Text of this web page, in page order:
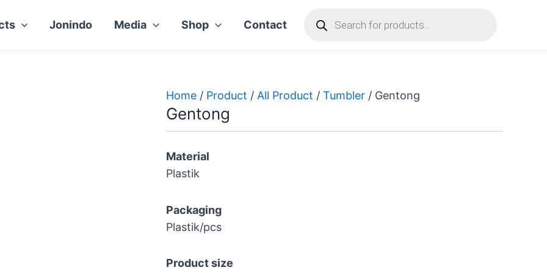
Jonindo Media Shop Contact
search
Home / Product / All Product / Tumbler / Gentong
Gentong
Material
Plastik
Packaging
Plastik/pcs
Product size